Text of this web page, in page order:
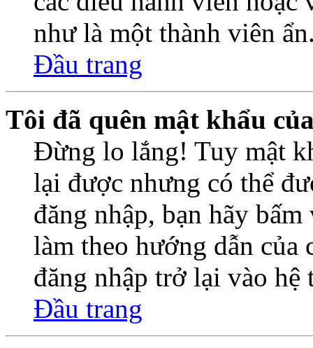
như là một thành viên
Đầu trang
Tôi đã quên mật khẩu
Đừng lo lắng! Tuy mật
lại được nhưng có thể
đăng nhập, bạn hãy
làm theo hướng dẫn của
đăng nhập trở lại vào hệ
Đầu trang